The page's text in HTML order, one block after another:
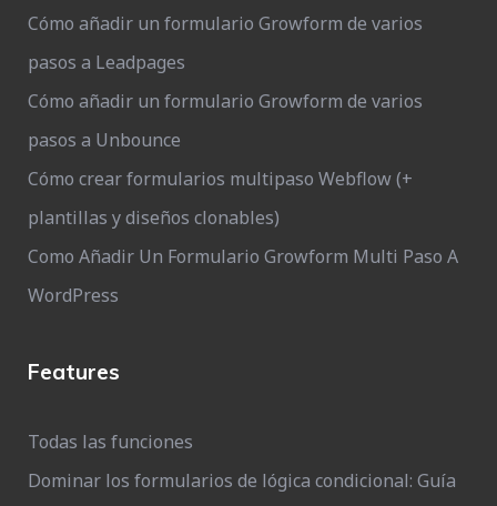
Cómo añadir un formulario Growform de varios
pasos a Leadpages
Cómo añadir un formulario Growform de varios
pasos a Unbounce
Cómo crear formularios multipaso Webflow (+
plantillas y diseños clonables)
Como Añadir Un Formulario Growform Multi Paso A
WordPress
Features
Todas las funciones
Dominar los formularios de lógica condicional: Guía